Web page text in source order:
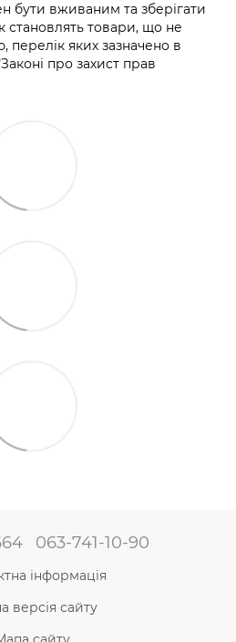
бути вживаним та зберігати
становлять товари, що не
перелік яких зазначено в
про захист прав
063-741-10-90
інформація
версія сайту